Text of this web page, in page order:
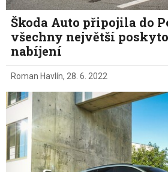
Škoda Auto připojila do
všechny největší
nabíjení
Roman Havlín, 28. 6. 2022